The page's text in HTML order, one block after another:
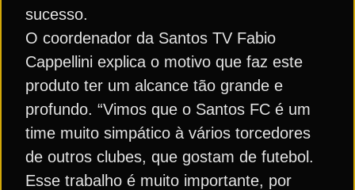
sucesso.
O coordenador da Santos TV Fabio
Cappellini explica o motivo que faz este
produto ter um alcance tão grande e
profundo. “Vimos que o Santos FC é um
time muito simpático à vários torcedores
de outros clubes, que gostam de futebol.
Esse trabalho é muito importante, por